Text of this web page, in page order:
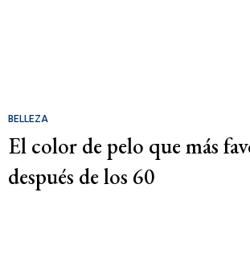
BELLEZA
El color de pelo que más
después de los 60